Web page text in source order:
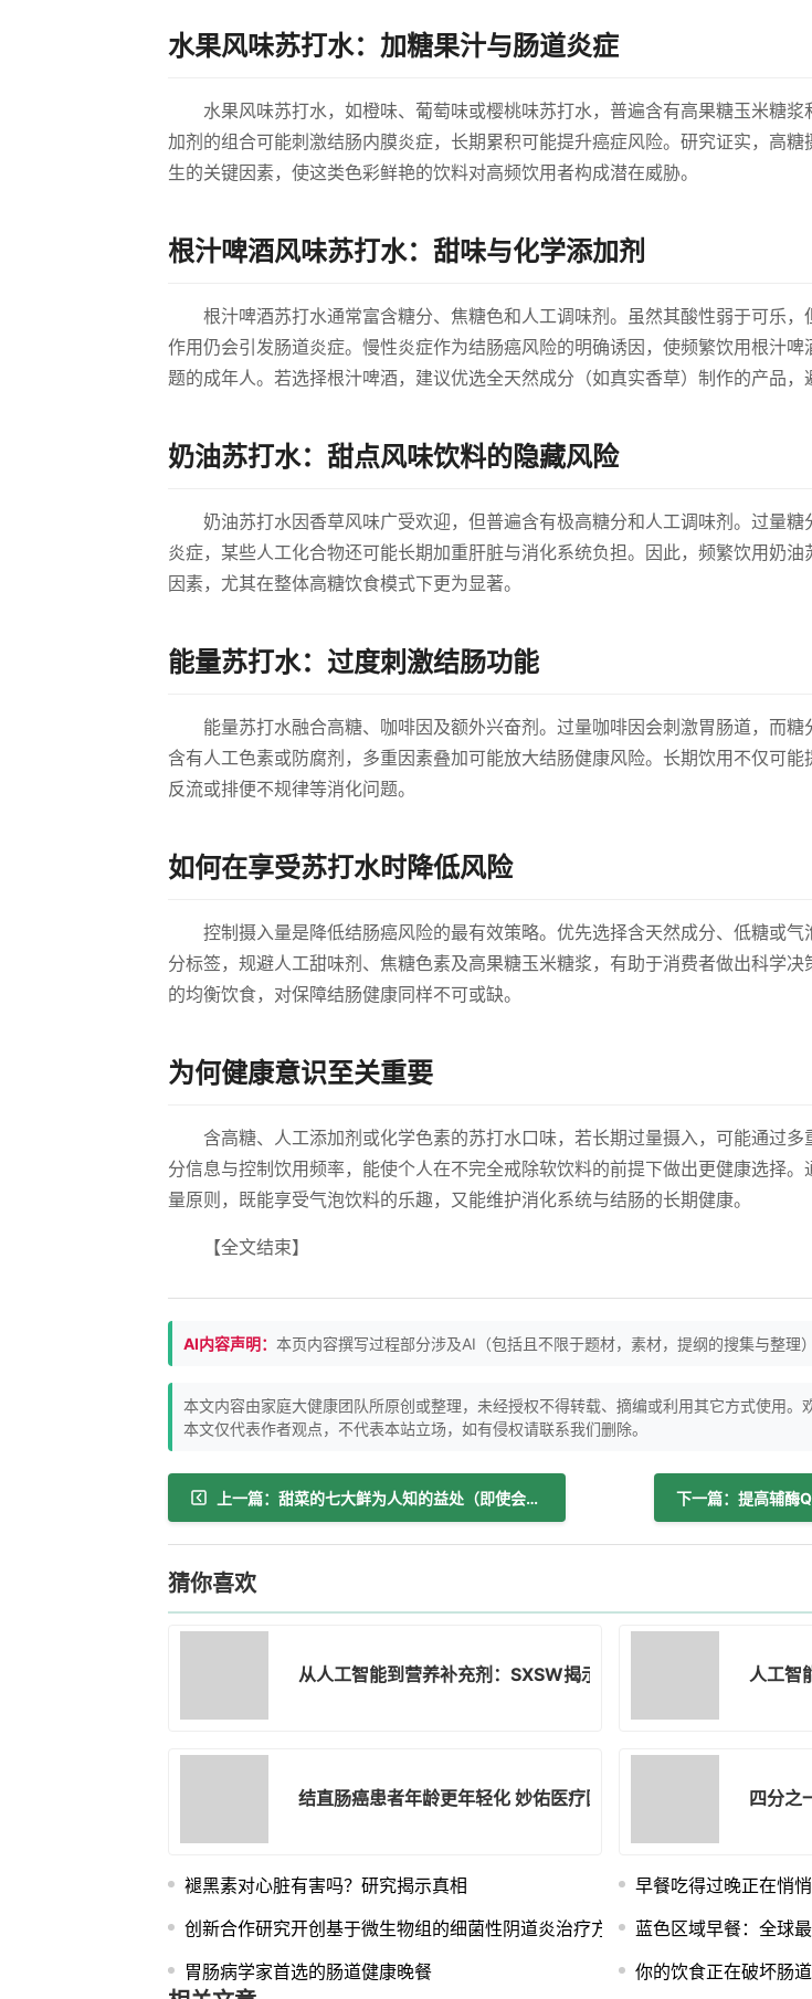
水果风味苏打水：加糖果汁与肠道炎症
水果风味苏打水，如橙味、葡萄味或樱桃味苏打水，普遍含有高果糖玉米糖
加剂的组合可能刺激结肠内膜炎症，长期累积可能提升癌症风险。研究证实，高
生的关键因素，使这类色彩鲜艳的饮料对高频饮用者构成潜在威胁。
根汁啤酒风味苏打水：甜味与化学添加剂
根汁啤酒苏打水通常富含糖分、焦糖色和人工调味剂。虽然其酸性弱于可乐
作用仍会引发肠道炎症。慢性炎症作为结肠癌风险的明确诱因，使频繁饮用根汁
题的成年人。若选择根汁啤酒，建议优选全天然成分（如真实香草）制作的产品，
奶油苏打水：甜点风味饮料的隐藏风险
奶油苏打水因香草风味广受欢迎，但普遍含有极高糖分和人工调味剂。过量
炎症，某些人工化合物还可能长期加重肝脏与消化系统负担。因此，频繁饮用奶
因素，尤其在整体高糖饮食模式下更为显著。
能量苏打水：过度刺激结肠功能
能量苏打水融合高糖、咖啡因及额外兴奋剂。过量咖啡因会刺激胃肠道，而
含有人工色素或防腐剂，多重因素叠加可能放大结肠健康风险。长期饮用不仅可
反流或排便不规律等消化问题。
如何在享受苏打水时降低风险
控制摄入量是降低结肠癌风险的最有效策略。优先选择含天然成分、低糖或
分标签，规避人工甜味剂、焦糖色素及高果糖玉米糖浆，有助于消费者做出科学
的均衡饮食，对保障结肠健康同样不可或缺。
为何健康意识至关重要
含高糖、人工添加剂或化学色素的苏打水口味，若长期过量摄入，可能通过
分信息与控制饮用频率，能使个人在不完全戒除软饮料的前提下做出更健康选择
量原则，既能享受气泡饮料的乐趣，又能维护消化系统与结肠的长期健康。
【全文结束】
AI内容声明： 本页内容撰写过程部分涉及AI（包括且不限于题材，素材，提纲的搜集与整理
本文内容由家庭大健康团队所原创或整理，未经授权不得转载、摘编或利用其它方式使用。
本文仅代表作者观点，不代表本站立场，如有侵权请联系我们删除。
上一篇：甜菜的七大鲜为人知的益处（即使会让厨房变粉红）
猜你喜欢
从人工智能到营养补充剂：SXSW揭示健康与医学的未来方向人工智
结直肠癌患者年龄更年轻化 妙佑医疗国际推出专项援助方案四分之
褪黑素对心脏有害吗？研究揭示真相
早餐吃得过晚正在悄
创新合作研究开创基于微生物组的细菌性阴道炎治疗方法 蓝色区域早餐：全球
胃肠病学家首选的肠道健康晚餐
你的饮食正在破坏肠